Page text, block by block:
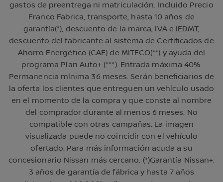
gastos de preentrega ni matriculación. Incluido Precio
Franco Fabrica, transporte, hasta 10 años de
garantía(*), descuento de la marca, IVA e IEDMT,
descuento del fabricante al sistema de Certificados de
Ahorro Energético (CAE) de MITECO(**) y ayuda del
programa Plan Auto+ (***). Entrada máxima 40%.
Permanencia mínima 36 meses. Serán beneficiarios de
la oferta los clientes que entreguen un vehículo usado
en el momento de la compra y que conste al nombre
del comprador durante al menos 6 meses. No
compatible con otras campañas. La imagen
visualizada puede no coincidir con el vehículo
ofertado. Para más información acuda a su
concesionario Nissan más cercano. (*)Garantía Nissan+:
3 años de garantía de fábrica y hasta 7 años